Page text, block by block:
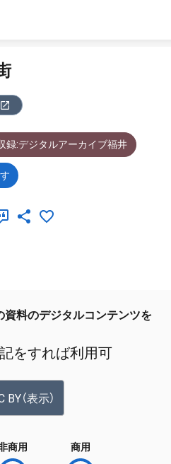
録:デジタルアーカイブ福井
資料のデジタルコンテンツを
をすれば利用可
BY（表示）
商用 商用